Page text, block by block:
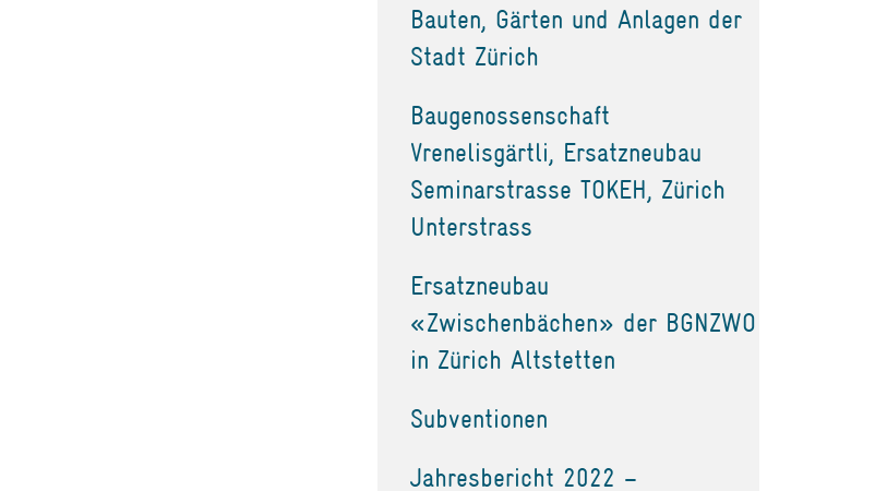
Bauten, Gärten und Anlagen der
Stadt Zürich
Baugenossenschaft
Vrenelisgärtli, Ersatzneubau
Seminarstrasse TOKEH, Zürich
Unterstrass
Ersatzneubau
«Zwischenbächen» der BGNZWO
in Zürich Altstetten
Subventionen
Jahresbericht 2022 –